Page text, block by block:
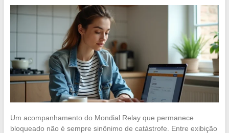
Um acompanhamento do Mondial Relay que permanece
bloqueado não é sempre sinônimo de catástrofe. Entre exibição